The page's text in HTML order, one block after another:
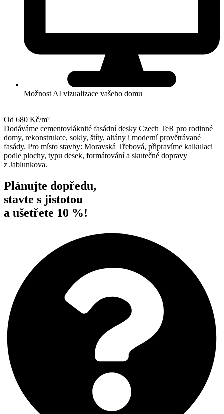
Možnost AI vizualizace vašeho domu
Od 680 Kč/m²
Dodáváme cementovláknité fasádní desky Czech TeR pro rodinné
domy, rekonstrukce, sokly, štíty, altány i moderní provětrávané
fasády. Pro místo stavby: Moravská Třebová, připravíme kalkulaci
podle plochy, typu desek, formátování a skutečné dopravy
z Jablunkova.
Plánujte dopředu,
stavte s jistotou
a ušetřete 10 %!